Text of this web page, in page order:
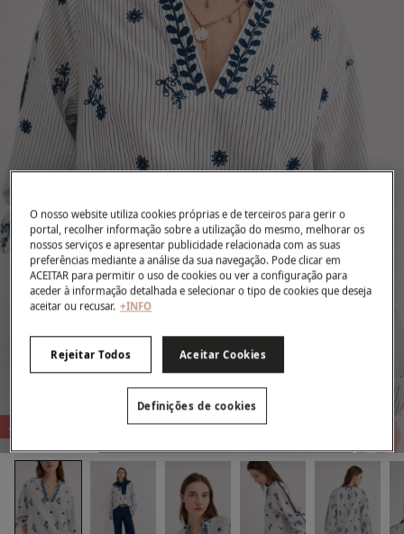
-71%
O nosso website utiliza cookies próprias e de terceiros para gerir o
portal, recolher informação sobre a utilização do mesmo, melhorar os
nossos serviços e apresentar publicidade relacionada com as suas
preferências mediante a análise da sua navegação. Pode clicar em
ACEITAR para permitir o uso de cookies ou ver a configuração para
aceder à informação detalhada e selecionar o tipo de cookies que deseja
aceitar ou recusar. +INFO
Rejeitar Todos Aceitar Cookies
Definições de cookies